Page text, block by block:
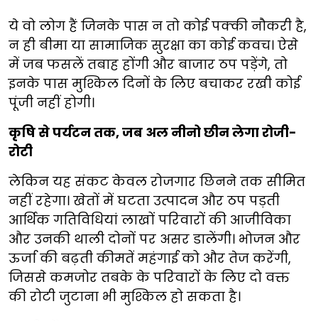
ये वो लोग हैं जिनके पास न तो कोई पक्की नौकरी है,
न ही बीमा या सामाजिक सुरक्षा का कोई कवच। ऐसे
में जब फसलें तबाह होंगी और बाजार ठप पड़ेंगे, तो
इनके पास मुश्किल दिनों के लिए बचाकर रखी कोई
पूंजी नहीं होगी।
कृषि से पर्यटन तक, जब अल नीनो छीन लेगा रोजी-
रोटी
लेकिन यह संकट केवल रोजगार छिनने तक सीमित
नहीं रहेगा। खेतों में घटता उत्पादन और ठप पड़ती
आर्थिक गतिविधियां लाखों परिवारों की आजीविका
और उनकी थाली दोनों पर असर डालेंगी। भोजन और
ऊर्जा की बढ़ती कीमतें महंगाई को और तेज करेंगी,
जिससे कमजोर तबके के परिवारों के लिए दो वक्त
की रोटी जुटाना भी मुश्किल हो सकता है।